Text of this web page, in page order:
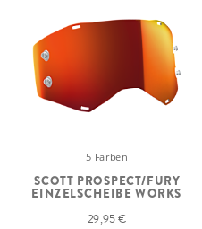
5 Farben
SCOTT PROSPECT/FURY
EINZELSCHEIBE WORKS
29,95 €